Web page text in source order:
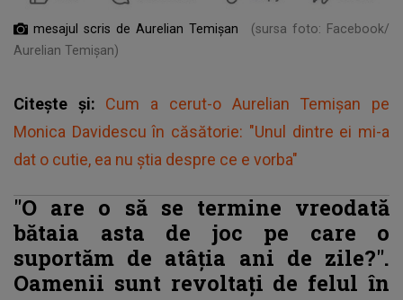
mesajul scris de Aurelian Temișan
(sursa foto: Facebook/
Aurelian Temișan)
Citește și: Cum a cerut-o Aurelian Temișan pe
Monica Davidescu în căsătorie: "Unul dintre ei mi-a
dat o cutie, ea nu știa despre ce e vorba"
"O are o să se termine vreodată
bătaia asta de joc pe care o
suportăm de atâția ani de zile?".
Oamenii sunt revoltați de felul în